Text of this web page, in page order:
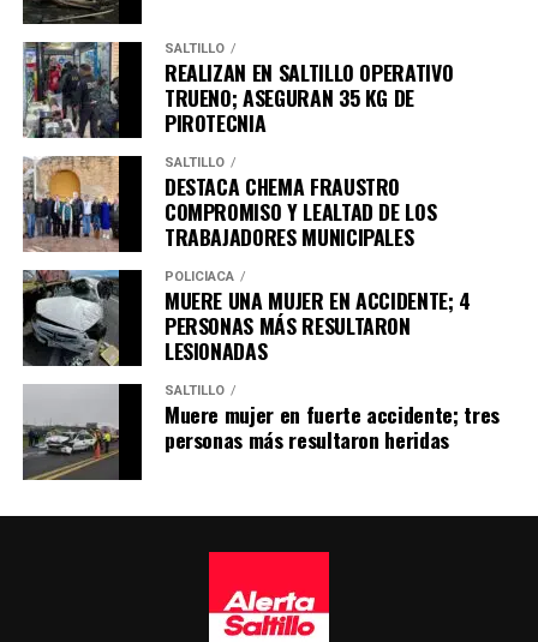
SALTILLO
REALIZAN EN SALTILLO OPERATIVO
TRUENO; ASEGURAN 35 KG DE
PIROTECNIA
SALTILLO
DESTACA CHEMA FRAUSTRO
COMPROMISO Y LEALTAD DE LOS
TRABAJADORES MUNICIPALES
POLICÍACA
MUERE UNA MUJER EN ACCIDENTE; 4
PERSONAS MÁS RESULTARON
LESIONADAS
SALTILLO
Muere mujer en fuerte accidente; tres
personas más resultaron heridas